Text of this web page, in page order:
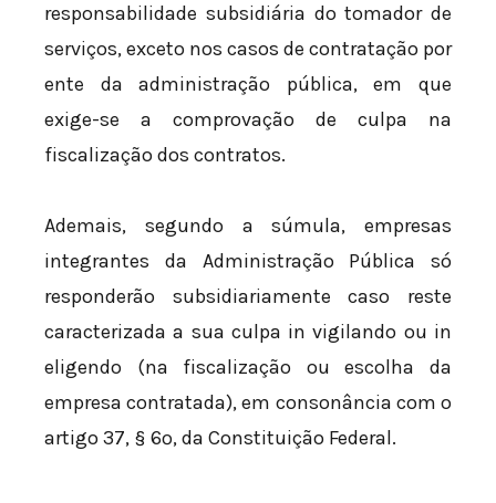
responsabilidade subsidiária do tomador de
serviços, exceto nos casos de contratação por
ente da administração pública, em que
exige-se a comprovação de culpa na
fiscalização dos contratos.
Ademais, segundo a súmula, empresas
integrantes da Administração Pública só
responderão subsidiariamente caso reste
caracterizada a sua culpa in vigilando ou in
eligendo (na fiscalização ou escolha da
empresa contratada), em consonância com o
artigo 37, § 6º, da Constituição Federal.